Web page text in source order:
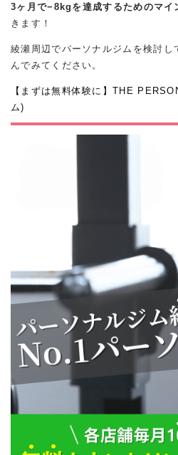
3ヶ月で−8kgを達成するためのマイ
きます！
綾瀬周辺でパーソナルジムを検討し
んでみてください。
【まずは無料体験に】THE
ム)